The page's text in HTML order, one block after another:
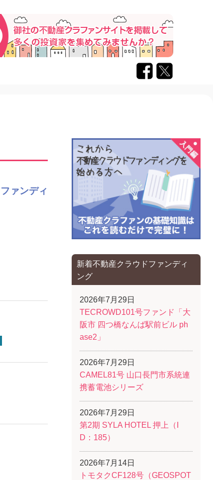
ァンディ
新着不動産クラウドファンディ
ング
2026年7月29日
TECROWD101号ファンド「大
阪市 四つ橋なんば駅前ビル ph
ase2」
2026年7月29日
CAMEL81号 山口長門市系統連
携蓄電池シリーズ
2026年7月29日
第2期 SYLA HOTEL 押上（I
D：185）
2026年7月14日
トモタクCF128号（GEOSPOT